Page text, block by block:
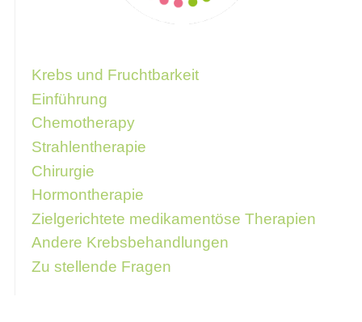
Krebs und Fruchtbarkeit
Einführung
Chemotherapy
Strahlentherapie
Chirurgie
Hormontherapie
Zielgerichtete medikamentöse Therapien
Andere Krebsbehandlungen
Zu stellende Fragen